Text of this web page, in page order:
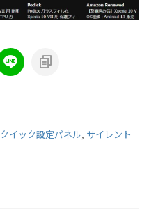
クイック設定パネル, サイレント